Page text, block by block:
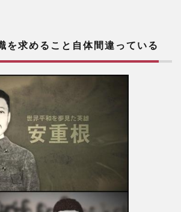
求めること自体間違っている